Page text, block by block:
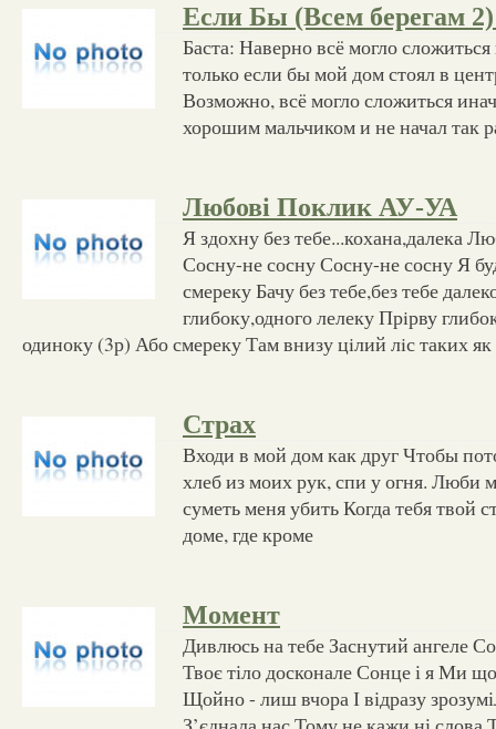
Если Бы (Всем берегам
Баста: Наверно всё могло
только если бы мой дом стоял в
Возможно, всё могло сложиться
хорошим мальчиком и не начал так
Любовi Поклик АУ-УА
Я здохну без тебе...кохана,далека
Сосну-не сосну Сосну-не сосну Я
смереку Бачу без тебе,без тебе
глибоку,одного лелеку Прiрву
одиноку (3р) Або смереку Там внизу цiлий лiс таких
Страх
Входи в мой дом как друг Чтобы
хлеб из моих рук, спи у огня. Люби
суметь меня убить Когда тебя твой
доме, где кроме
Момент
Дивлюсь на тебе Заснутий ангеле
Твоє тіло досконале Сонце і я Ми
Щойно - лиш вчора І відразу